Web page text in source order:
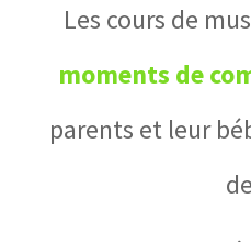
Les cours de
moments de
parents et leur